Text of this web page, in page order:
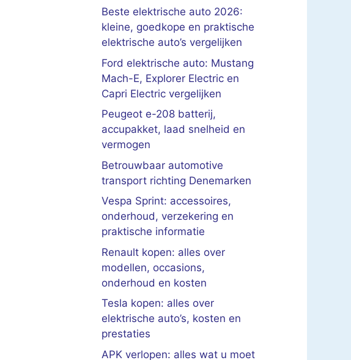
Beste elektrische auto 2026:
kleine, goedkope en praktische
elektrische auto’s vergelijken
Ford elektrische auto: Mustang
Mach-E, Explorer Electric en
Capri Electric vergelijken
Peugeot e-208 batterij,
accupakket, laad snelheid en
vermogen
Betrouwbaar automotive
transport richting Denemarken
Vespa Sprint: accessoires,
onderhoud, verzekering en
praktische informatie
Renault kopen: alles over
modellen, occasions,
onderhoud en kosten
Tesla kopen: alles over
elektrische auto’s, kosten en
prestaties
APK verlopen: alles wat u moet